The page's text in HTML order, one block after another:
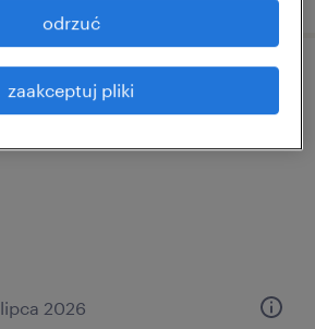
y
2026
zaakceptuj pliki
odrzuć